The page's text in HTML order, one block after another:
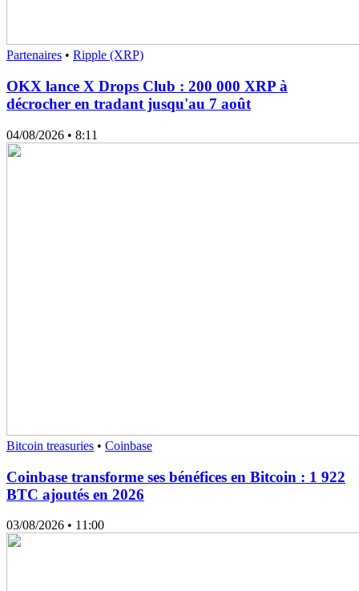
Partenaires • Ripple (XRP)
OKX lance X Drops Club : 200 000 XRP à
décrocher en tradant jusqu'au 7 août
04/08/2026 • 8:11
Bitcoin treasuries • Coinbase
Coinbase transforme ses bénéfices en Bitcoin : 1 922
BTC ajoutés en 2026
03/08/2026 • 11:00